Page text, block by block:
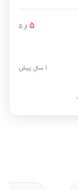
5 از 5
1 سال پیش